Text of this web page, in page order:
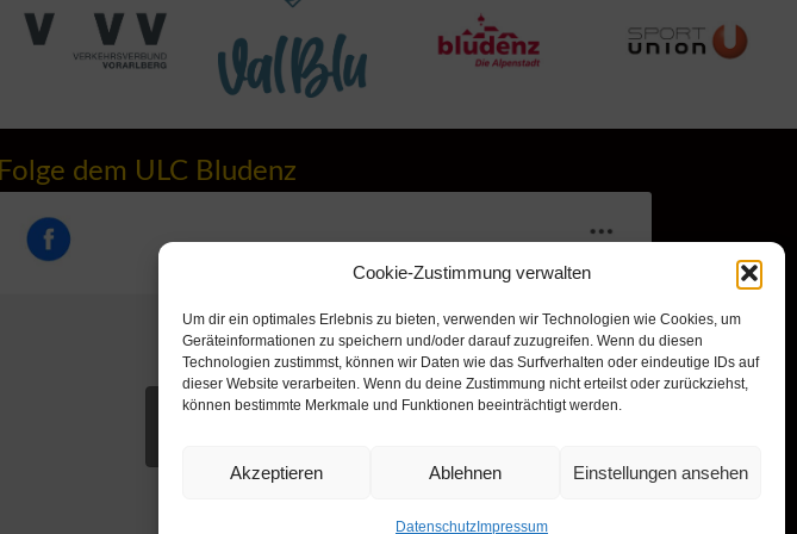
Cookie-Zustimmung verwalten
Um dir ein optimales Erlebnis zu bieten, verwenden wir Technologien wie Cookies, um
Geräteinformationen zu speichern und/oder darauf zuzugreifen. Wenn du diesen
Technologien zustimmst, können wir Daten wie das Surfverhalten oder eindeutige IDs auf
dieser Website verarbeiten. Wenn du deine Zustimmung nicht erteilst oder zurückziehst,
können bestimmte Merkmale und Funktionen beeinträchtigt werden.
Akzeptieren Ablehnen Einstellungen ansehen
DatenschutzImpressum
Folge dem ULC Bludenz
Klicke hier, um Marketing-Cookies zu